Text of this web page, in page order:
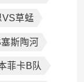
VS草蜢
斯陶河
菲卡B队